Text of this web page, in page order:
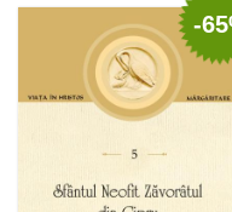
Adaugă în coș Wishlist
-